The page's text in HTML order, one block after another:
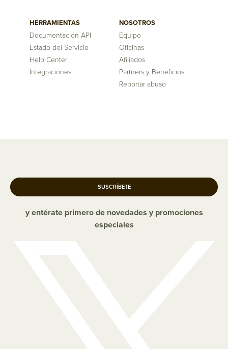
HERRAMIENTAS
Documentación API
Estado del Servicio
Help Center
Integraciones
NOSOTROS
Equipo
Oficinas
Afiliados
Partners y Beneficios
Reportar abuso
SUSCRÍBETE
y entérate primero de novedades y promociones
especiales